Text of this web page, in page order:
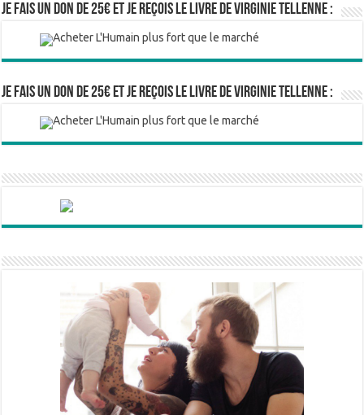
Je fais un don de 25€ et je reçois le livre de Virginie Tellenne :
Je fais un don de 25€ et je reçois le livre de Virginie Tellenne :